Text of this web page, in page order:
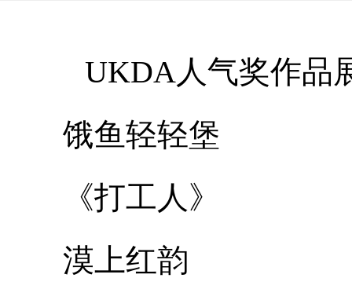
UKDA人气奖作品
饿鱼轻轻堡
《打工人》
漠上红韵